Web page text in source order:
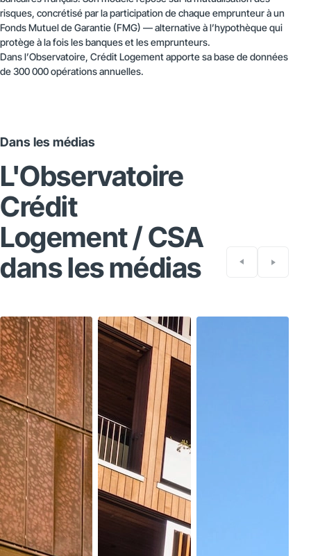
risques, concrétisé par la participation de chaque emprunteur à un
Fonds Mutuel de Garantie (FMG) — alternative à l’hypothèque qui
protège à la fois les banques et les emprunteurs.
Dans l’Observatoire, Crédit Logement apporte sa base de données
de 300 000 opérations annuelles.
Dans les médias
L'Observatoire
Crédit
Logement / CSA
dans les médias